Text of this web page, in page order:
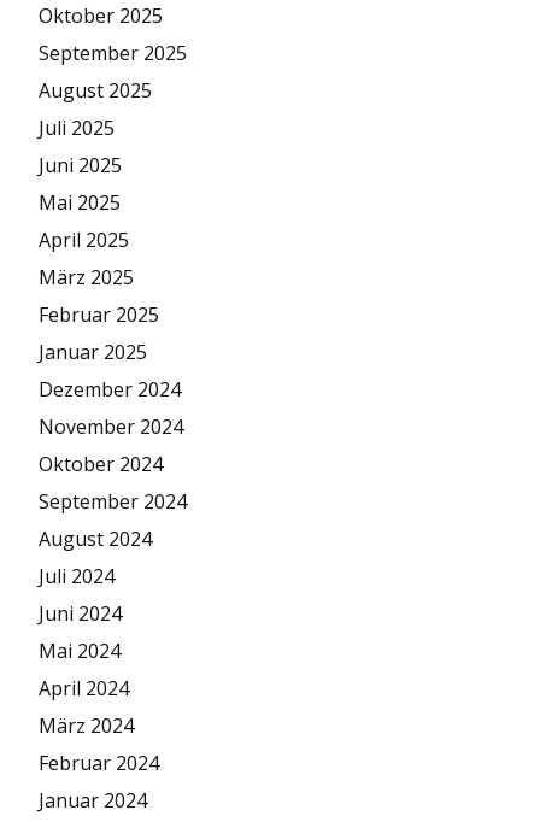
Oktober 2025
September 2025
August 2025
Juli 2025
Juni 2025
Mai 2025
April 2025
März 2025
Februar 2025
Januar 2025
Dezember 2024
November 2024
Oktober 2024
September 2024
August 2024
Juli 2024
Juni 2024
Mai 2024
April 2024
März 2024
Februar 2024
Januar 2024